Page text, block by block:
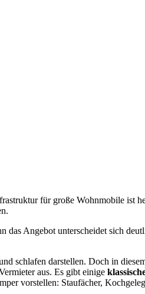
für große Wohnmobile ist
Angebot unterscheidet sich
schlafen darstellen. Doch in
aus. Es gibt einige
vorstellen: Staufächer,